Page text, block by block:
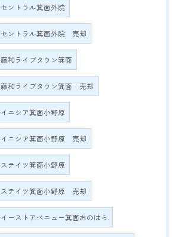
セントラル箕面外院
セントラル箕面外院 売却
藤和ライブタウン箕面
藤和ライブタウン箕面 売却
イニシア箕面小野原
イニシア箕面小野原 売却
ステイツ箕面小野原
ステイツ箕面小野原 売却
イーストアベニュー箕面おのはら